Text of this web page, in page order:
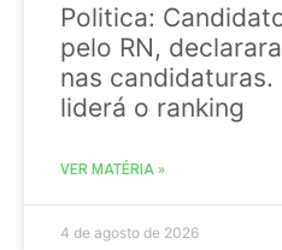
Politica:
pelo RN,
nas candidaturas.
liderá o ranking
VER MATÉRIA »
4 de agosto de 2026